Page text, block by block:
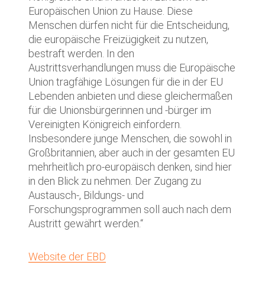
Europäischen Union zu Hause. Diese
Menschen dürfen nicht für die Entscheidung,
die europäische Freizügigkeit zu nutzen,
bestraft werden. In den
Austrittsverhandlungen muss die Europäische
Union tragfähige Lösungen für die in der EU
Lebenden anbieten und diese gleichermaßen
für die Unionsbürgerinnen und -bürger im
Vereinigten Königreich einfordern.
Insbesondere junge Menschen, die sowohl in
Großbritannien, aber auch in der gesamten EU
mehrheitlich pro-europäisch denken, sind hier
in den Blick zu nehmen. Der Zugang zu
Austausch-, Bildungs- und
Forschungsprogrammen soll auch nach dem
Austritt gewährt werden.“
Website der EBD